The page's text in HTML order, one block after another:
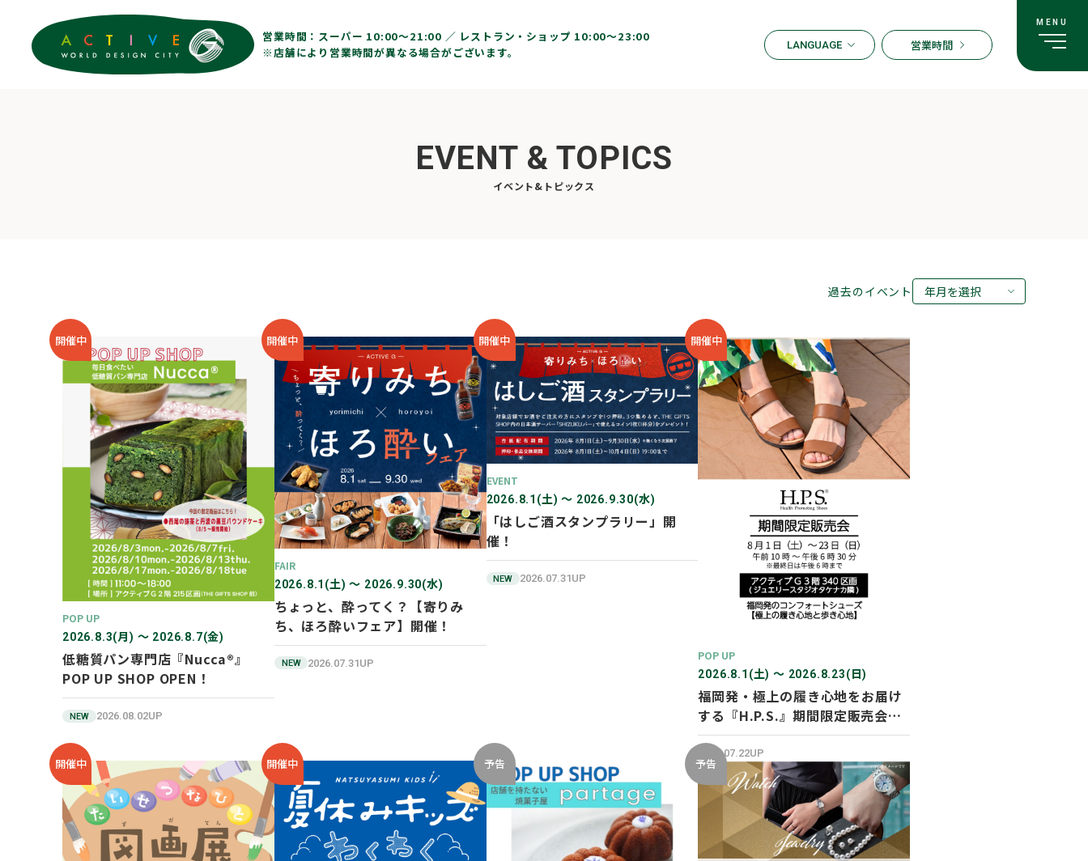
営業時間： スーパー 10:00〜21:00 ／ レストラン・ショップ 10:00～23:00
※店舗により営業時間が異なる場合がございます。
LANGUAGE 営業時間
EVENT & TOPICS
イベント&トピックス
過去のイベント
年月を選択
開催中
POP UP
2026.8.3(月) 〜 2026.8.7(金)
低糖質パン専門店『Nucca®』
POP UP SHOP OPEN！
NEW 2026.08.02UP
開催中
FAIR
2026.8.1(土) 〜 2026.9.30(水)
ちょっと、酔ってく？【寄りみ
ち、ほろ酔いフェア】開催！
NEW 2026.07.31UP
開催中
EVENT
2026.8.1(土) 〜 2026.9.30(水)
「はしご酒スタンプラリー」開
催！
NEW 2026.07.31UP
開催中
POP UP
2026.8.1(土) 〜 2026.8.23(日)
福岡発・極上の履き心地をお届け
する『H.P.S.』期間限定販売会を
開催✨
2026.07.22UP
開催中 開催中 予告 予告